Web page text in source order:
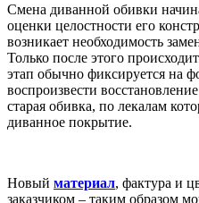
Смена диванной обивки
оценки целостности его
возникает необходимость
Только после этого
этап обычно фиксируется на
воспроизвести
старая обивка, по лекалам
диванное покрытие.
Новый материал, фактура и
заказчиком – таким образом